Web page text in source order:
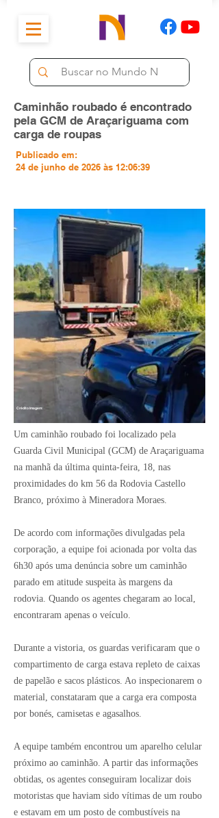
Caminhão roubado é encontrado
pela GCM de Araçariguama com
carga de roupas
Publicado em:
24 de junho de 2026 às 12:06:39
Crédito Imagem:
Um caminhão roubado foi localizado pela
Guarda Civil Municipal (GCM) de Araçariguama
na manhã da última quinta-feira, 18, nas
proximidades do km 56 da Rodovia Castello
Branco, próximo à Mineradora Moraes.
De acordo com informações divulgadas pela
corporação, a equipe foi acionada por volta das
6h30 após uma denúncia sobre um caminhão
parado em atitude suspeita às margens da
rodovia. Quando os agentes chegaram ao local,
encontraram apenas o veículo.
Durante a vistoria, os guardas verificaram que o
compartimento de carga estava repleto de caixas
de papelão e sacos plásticos. Ao inspecionarem o
material, constataram que a carga era composta
por bonés, camisetas e agasalhos.
A equipe também encontrou um aparelho celular
próximo ao caminhão. A partir das informações
obtidas, os agentes conseguiram localizar dois
motoristas que haviam sido vítimas de um roubo
e estavam em um posto de combustíveis na